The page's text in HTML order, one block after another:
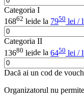
Categoria I
16862 leide la 7950 lei /
Categoria II
13680 leide la 6450 lei /
Dacă ai un cod de
Organizatorul nu